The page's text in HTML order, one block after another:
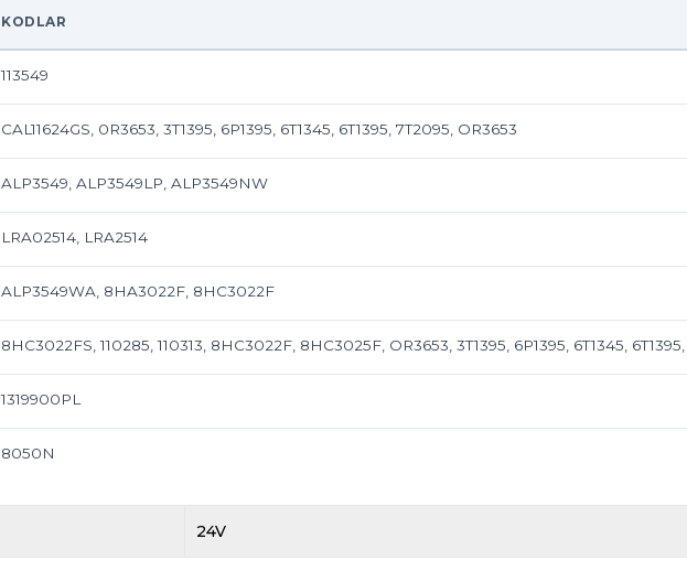
KODLAR
113549
CAL11624GS, 0R3653, 3T1395, 6P1395, 6T1345, 6T1395, 7T2095, OR3653
ALP3549, ALP3549LP, ALP3549NW
LRA02514, LRA2514
ALP3549WA, 8HA3022F, 8HC3022F
8HC3022FS, 110285, 110313, 8HC3022F, 8HC3025F, OR3653, 3T1395, 6P1395, 6T1345,
1319900PL
8050N
24V